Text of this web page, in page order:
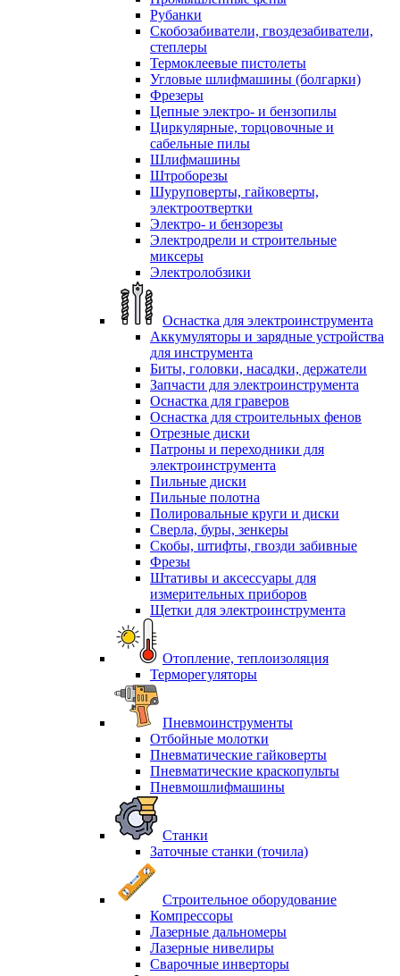
Рубанки
Скобозабиватели, гвоздезабиватели,
степлеры
Термоклеевые пистолеты
Угловые шлифмашины (болгарки)
Фрезеры
Цепные электро- и бензопилы
Циркулярные, торцовочные и
сабельные пилы
Шлифмашины
Штроборезы
Шуруповерты, гайковерты,
электроотвертки
Электро- и бензорезы
Электродрели и строительные
миксеры
Электролобзики
Оснастка для электроинструмента
Аккумуляторы и зарядные устройства
для инструмента
Биты, головки, насадки, держатели
Запчасти для электроинструмента
Оснастка для граверов
Оснастка для строительных фенов
Отрезные диски
Патроны и переходники для
электроинструмента
Пильные диски
Пильные полотна
Полировальные круги и диски
Сверла, буры, зенкеры
Скобы, штифты, гвозди забивные
Фрезы
Штативы и аксессуары для
измерительных приборов
Щетки для электроинструмента
Отопление, теплоизоляция
Терморегуляторы
Пневмоинструменты
Отбойные молотки
Пневматические гайковерты
Пневматические краскопульты
Пневмошлифмашины
Станки
Заточные станки (точила)
Строительное оборудование
Компрессоры
Лазерные дальномеры
Лазерные нивелиры
Сварочные инверторы